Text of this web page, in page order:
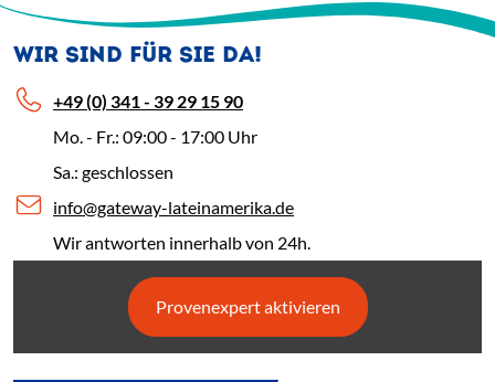
WIR SIND FÜR SIE DA!
+49 (0) 341 - 39 29 15 90
Mo. - Fr.: 09:00 - 17:00 Uhr
Sa.: geschlossen
info@gateway-lateinamerika.de
Wir antworten innerhalb von 24h.
Provenexpert aktivieren